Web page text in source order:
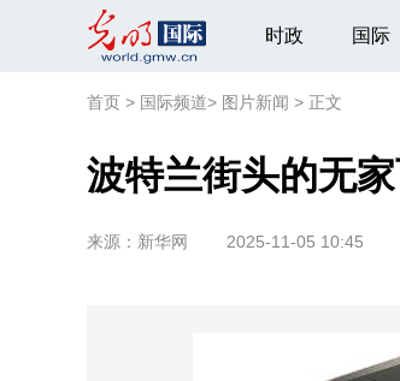
时政 国际
首页 > 国际频道> 图片新闻 > 正文
波特兰街头的无
来源： 新华网 2025-11-05 10:45